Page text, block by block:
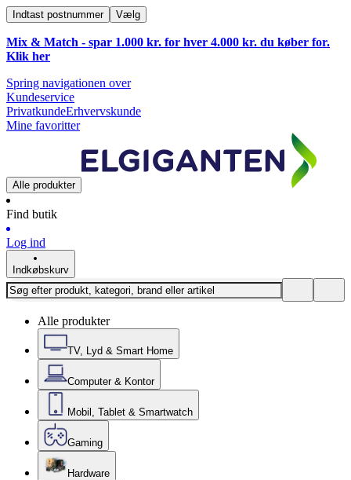
Indtast postnummer Vælg
Mix & Match - spar 1.000 kr. for hver 4.000 kr. du køber for.
Klik her
Spring navigationen over
Kundeservice
PrivatkundeErhvervskunde
Mine favoritter
Alle produkter
Find butik
Log ind
Indkøbskurv
Alle produkter
TV, Lyd & Smart Home
Computer & Kontor
Mobil, Tablet & Smartwatch
Gaming
Hardware